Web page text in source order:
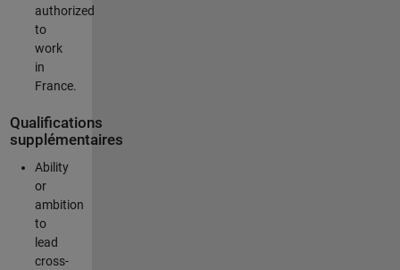
authorized
to
work
in
France.
Qualifications
supplémentaires
Ability
or
ambition
to
lead
cross-